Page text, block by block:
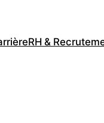
RH &